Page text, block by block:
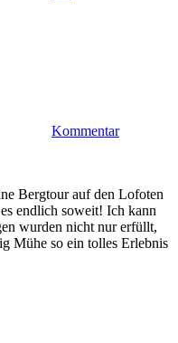
Kommentar
Bergtour auf den Lofoten
endlich soweit! Ich kann
wurden nicht nur erfüllt,
Mühe so ein tolles Erlebnis